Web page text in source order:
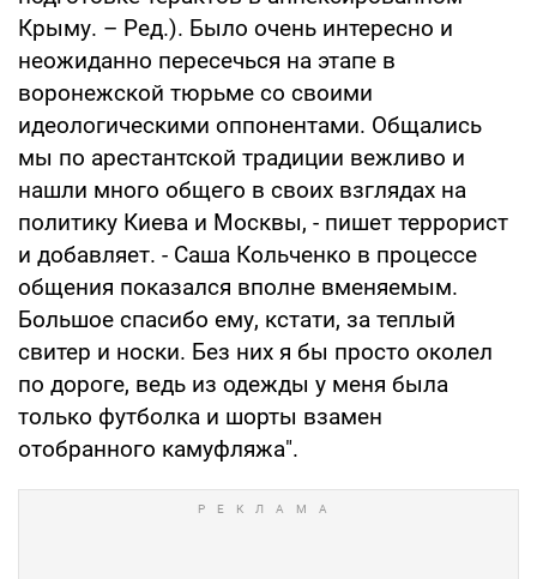
Крыму. – Ред.). Было очень интересно и
неожиданно пересечься на этапе в
воронежской тюрьме со своими
идеологическими оппонентами. Общались
мы по арестантской традиции вежливо и
нашли много общего в своих взглядах на
политику Киева и Москвы, - пишет террорист
и добавляет. - Саша Кольченко в процессе
общения показался вполне вменяемым.
Большое спасибо ему, кстати, за теплый
свитер и носки. Без них я бы просто околел
по дороге, ведь из одежды у меня была
только футболка и шорты взамен
отобранного камуфляжа".